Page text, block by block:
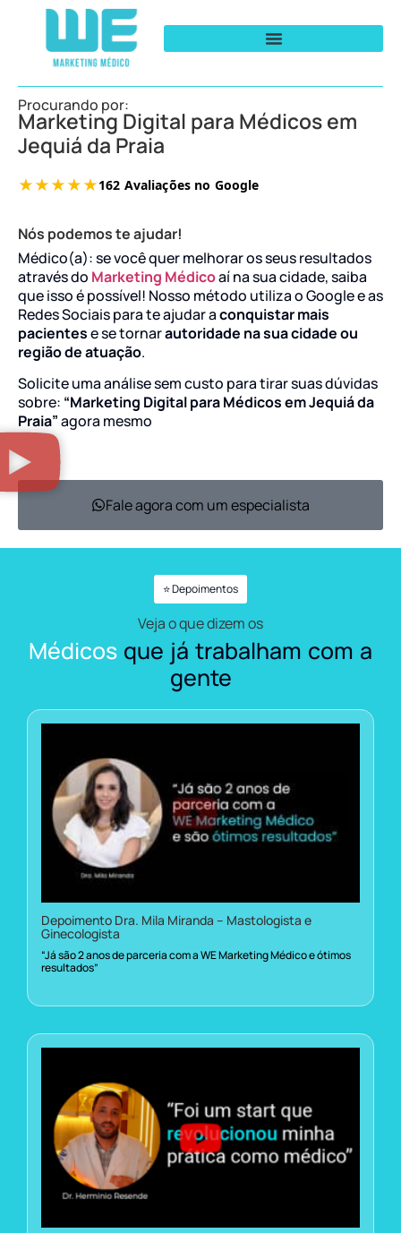
Procurando por:
Marketing Digital para Médicos em
Jequiá da Praia
Nós podemos te ajudar!
Médico(a): se você quer melhorar os seus resultados
através do Marketing Médicoaí na sua cidade, saiba
que isso é possível! Nosso método utiliza o Google e as
Redes Sociais para te ajudar aconquistar mais
pacientese se tornarautoridade na sua cidade ou
região de atuação.
Solicite uma análise sem custo para tirar suas dúvidas
sobre: “Marketing Digital para Médicos em Jequiá da
Praia”agora mesmo
Fale agora com um especialista
⭐ Depoimentos
Veja o que dizem os
Médicos que já trabalham com a
gente
Depoimento Dra. Mila Miranda – Mastologista e
Ginecologista
“Já são 2 anos de parceria com a WE Marketing Médico e ótimos
resultados”